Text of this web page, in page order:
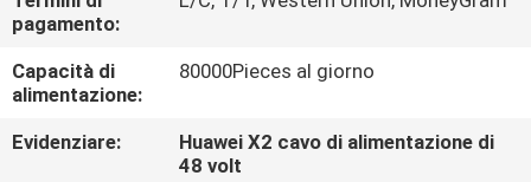
DI
QUALITÀ
pagamento:
Capacità di
alimentazione:
80000Pieces al giorno
Evidenziare:
Huawei X2 cavo di alimentazione di
48 volt